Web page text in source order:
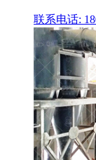
联系电话: